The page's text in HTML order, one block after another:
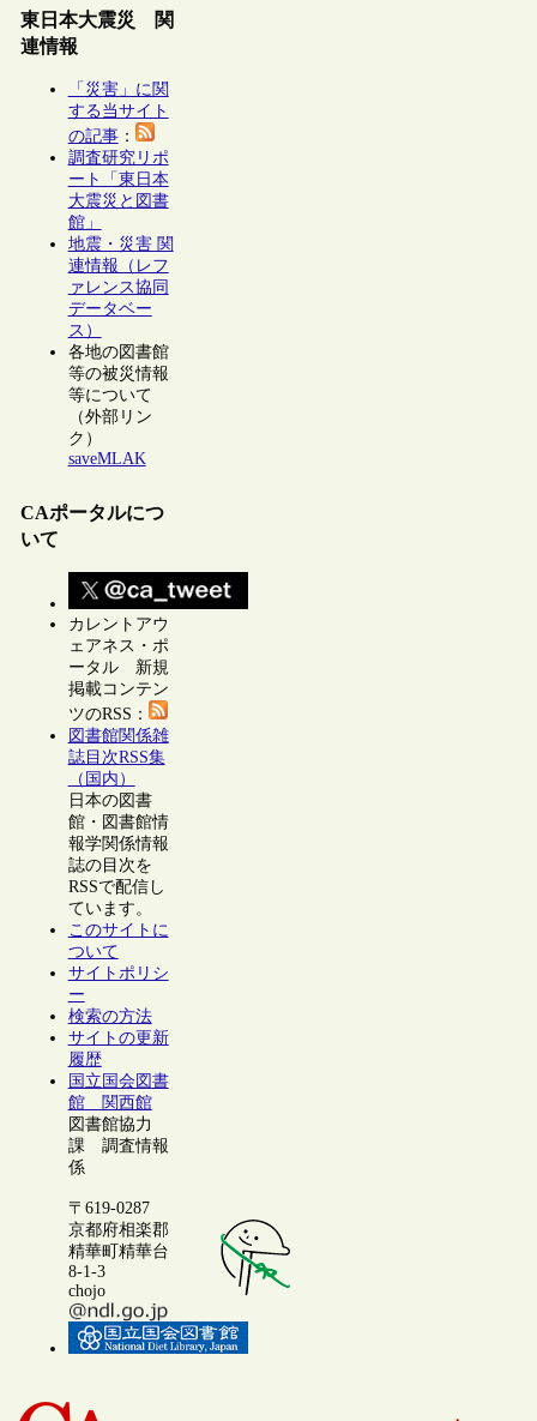
東日本大震災 関
連情報
「災害」に関
する当サイト
の記事：
調査研究リポ
ート「東日本
大震災と図書
館」
地震・災害 関
連情報（レフ
ァレンス協同
データベー
ス）
各地の図書館
等の被災情報
等について
（外部リン
ク）
saveMLAK
CAポータルにつ
いて
カレントアウ
ェアネス・ポ
ータル 新規
掲載コンテン
ツのRSS：
図書館関係雑
誌目次RSS集
（国内）
日本の図書
館・図書館情
報学関係情報
誌の目次を
RSSで配信し
ています。
このサイトに
ついて
サイトポリシ
ー
検索の方法
サイトの更新
履歴
国立国会図書
館 関西館
図書館協力
課 調査情報
係
〒619-0287
京都府相楽郡
精華町精華台
8-1-3
chojo